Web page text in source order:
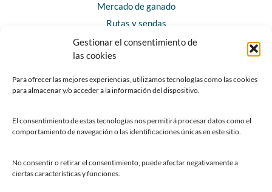
Gestionar el consentimiento de
las cookies
Para ofrecer las mejores experiencias, utilizamos tecnologías como las cookies
para almacenar y/o acceder a la información del dispositivo.
El consentimiento de estas tecnologías nos permitirá procesar datos como el
comportamiento de navegación o las identificaciones únicas en este sitio.
No consentir o retirar el consentimiento, puede afectar negativamente a
ciertas características y funciones.
Mercado de ganado
Rutas y sendas
Horarios y contacto
Teléfonos de interés
Chatbot Siero
SEDES ELECTRÓNICAS
Sede del Ayuntamiento de Siero